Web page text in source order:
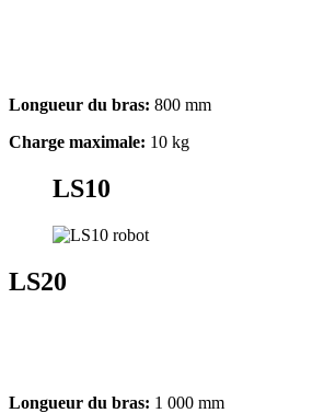
Longueur du bras: 800 mm
Charge maximale: 10 kg
LS10
LS20
Longueur du bras: 1 000 mm